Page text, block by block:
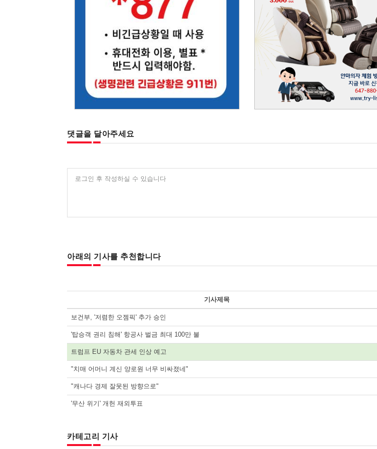
댓글을 달아주세요
로그인 후 작성하실 수 있습니다
아래의 기사를 추천합니다
기사제목
보건부, '저렴한 오젬픽' 추가 승인
'탑승객 권리 침해' 항공사 벌금 최대 100만 불
트럼프 EU 자동차 관세 인상 예고
"치매 어머니 계신 양로원 너무 비싸졌네"
"캐나다 경제 잘못된 방향으로"
'무산 위기' 개헌 재외투표
카테고리 기사